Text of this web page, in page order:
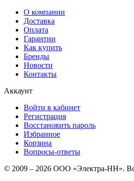
О компании
Доставка
Оплата
Гарантии
Как купить
Бренды
Новости
Контакты
Аккаунт
Войти в кабинет
Регистрация
Восстановить пароль
Избранное
Корзина
Вопросы-ответы
© 2009 – 2026 ООО «Электра-НН».